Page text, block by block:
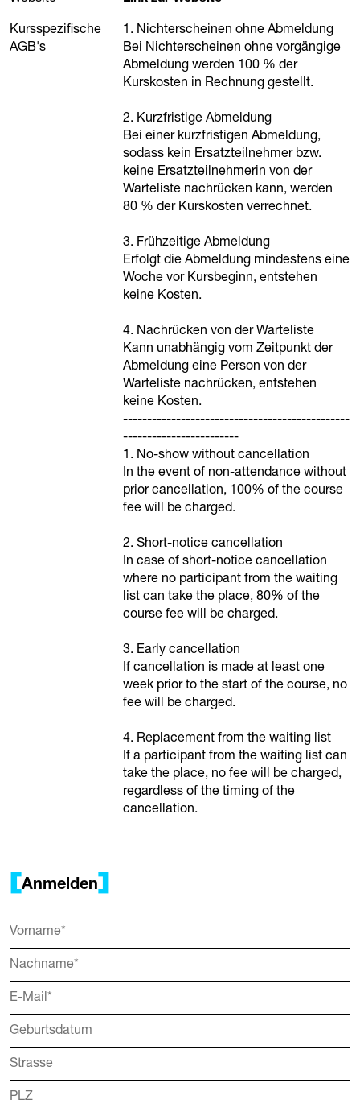
Kursspezifische
AGB's
1. Nichterscheinen ohne Abmeldung
Bei Nichterscheinen ohne vorgängige
Abmeldung werden 100 % der
Kurskosten in Rechnung gestellt.
2. Kurzfristige Abmeldung
Bei einer kurzfristigen Abmeldung,
sodass kein Ersatzteilnehmer bzw.
keine Ersatzteilnehmerin von der
Warteliste nachrücken kann, werden
80 % der Kurskosten verrechnet.
3. Frühzeitige Abmeldung
Erfolgt die Abmeldung mindestens eine
Woche vor Kursbeginn, entstehen
keine Kosten.
4. Nachrücken von der Warteliste
Kann unabhängig vom Zeitpunkt der
Abmeldung eine Person von der
Warteliste nachrücken, entstehen
keine Kosten.
-----------------------------------------------
------------------------
1. No-show without cancellation
In the event of non-attendance without
prior cancellation, 100% of the course
fee will be charged.
2. Short-notice cancellation
In case of short-notice cancellation
where no participant from the waiting
list can take the place, 80% of the
course fee will be charged.
3. Early cancellation
If cancellation is made at least one
week prior to the start of the course, no
fee will be charged.
4. Replacement from the waiting list
If a participant from the waiting list can
take the place, no fee will be charged,
regardless of the timing of the
cancellation.
Anmelden